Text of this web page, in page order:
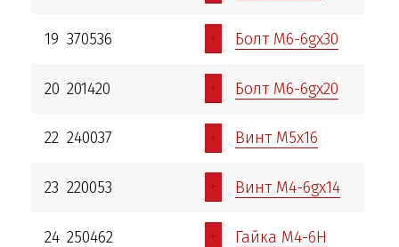
19 370536 + Болт М6-6gх30
20 201420 + Болт М6-6gх20
22 240037 + Винт М5х16
23 220053 + Винт М4-6gх14
24 250462 + Гайка М4-6Н